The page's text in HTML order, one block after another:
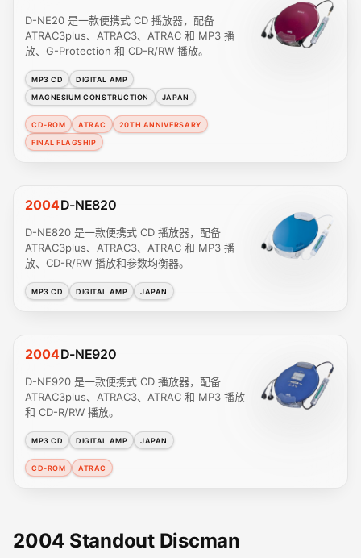
D-NE20 是一款便携式 CD 播放器，配备
ATRAC3plus、ATRAC3、ATRAC 和 MP3 播
放、G-Protection 和 CD-R/RW 播放。
MP3 CD
DIGITAL AMP
MAGNESIUM CONSTRUCTION
JAPAN
CD-ROM ATRAC
20TH ANNIVERSARY
FINAL FLAGSHIP
2004D-NE820
D-NE820 是一款便携式 CD 播放器，配备
ATRAC3plus、ATRAC3、ATRAC 和 MP3 播
放、CD-R/RW 播放和参数均衡器。
MP3 CD DIGITAL AMP JAPAN
2004D-NE920
D-NE920 是一款便携式 CD 播放器，配备
ATRAC3plus、ATRAC3、ATRAC 和 MP3 播放
和 CD-R/RW 播放。
MP3 CD DIGITAL AMP JAPAN
CD-ROM ATRAC
2004 Standout Discman